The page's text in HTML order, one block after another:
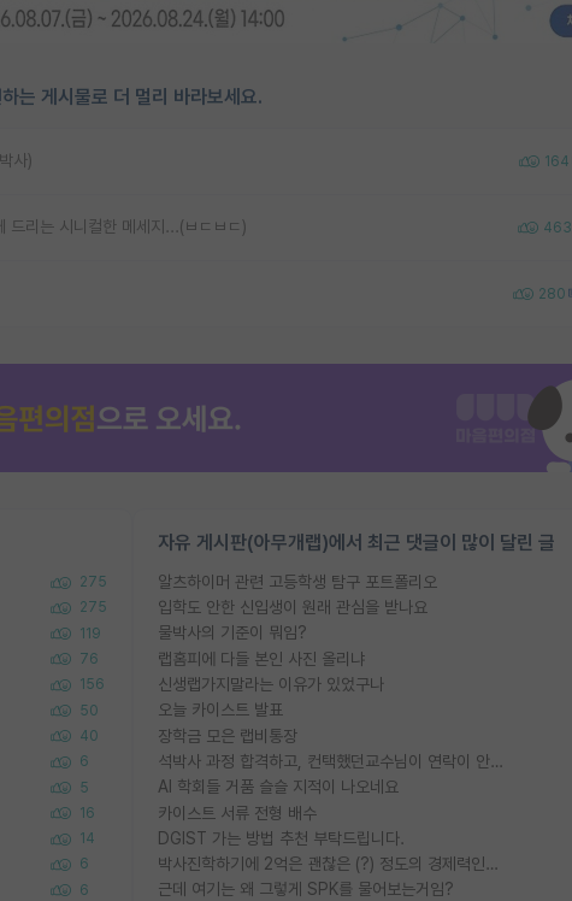
는 게시물로 더 멀리 바라보세요.
사) 164
드리는 시니컬한 메세지...(ㅂㄷㅂㄷ) 463
280
275
275
119
76
156
50
40
6
5
16
14
6
6
자유 게시판(아무개랩)에서 최근 댓글이 많이 달린 글
알츠하이머 관련 고등학생 탐구 포트폴리오
입학도 안한 신입생이 원래 관심을 받나요
물박사의 기준이 뭐임?
랩홈피에 다들 본인 사진 올리냐
신생랩가지말라는 이유가 있었구나
오늘 카이스트 발표
장학금 모은 랩비통장
석박사 과정 합격하고, 컨택했던교수님이 연락이 안됩니다...
AI 학회들 거품 슬슬 지적이 나오네요
카이스트 서류 전형 배수
DGIST 가는 방법 추천 부탁드립니다.
박사진학하기에 2억은 괜찮은 (?) 정도의 경제력인가요
근데 여기는 왜 그렇게 SPK를 물어보는거임?